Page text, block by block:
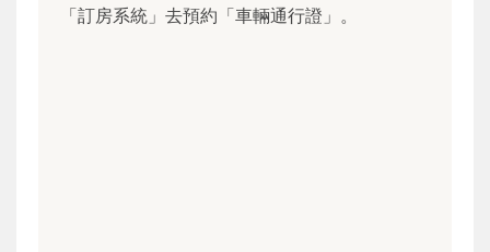
「訂房系統」去預約「車輛通行證」。